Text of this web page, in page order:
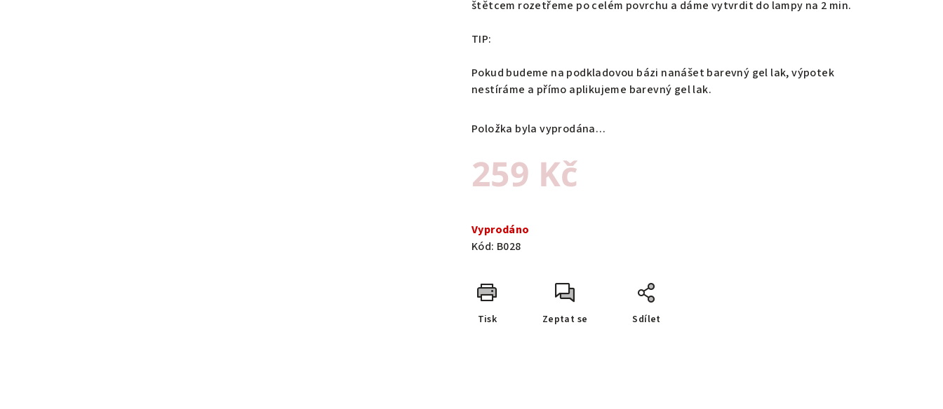
štětcem rozetřeme po celém povrchu a dáme vytvrdit do lampy na 2 min.
TIP:
Pokud budeme na podkladovou bázi nanášet barevný gel lak, výpotek
nestíráme a přímo aplikujeme barevný gel lak.
Položka byla vyprodána…
259 Kč
cena:
Vyprodáno
Kód: B028
Tisk Zeptat se Sdílet